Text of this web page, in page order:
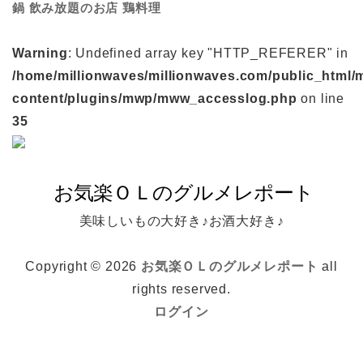
鍋 飲み放題のお店 鶏料理
Warning: Undefined array key "HTTP_REFERER" in
/home/millionwaves/millionwaves.com/public_html/
content/plugins/mwp/mww_accesslog.php on line
35
美味しいもの大好き♪お酒大好き♪
Copyright © 2026 お気楽ＯＬのグルメレポート all
rights reserved.
ログイン